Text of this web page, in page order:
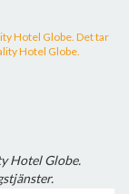
Hotel Globe. Det tar
Hotel Globe.
Hotel Globe.